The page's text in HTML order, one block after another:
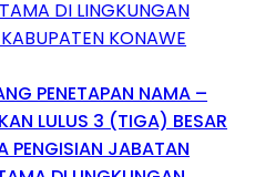
PENETAPAN NAMA –
LULUS 3 (TIGA) BESAR
PENGISIAN JABATAN